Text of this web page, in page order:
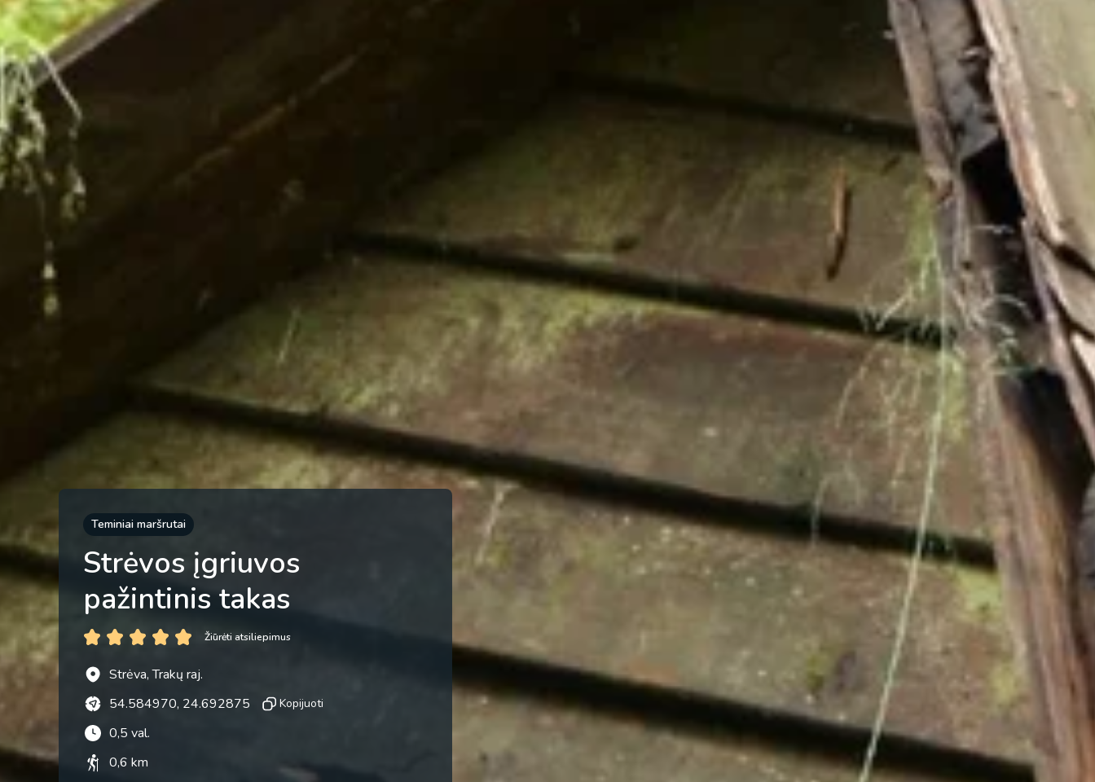
Teminiai maršrutai
Strėvos įgriuvos
pažintinis takas
Žiūrėti atsiliepimus
Strėva, Trakų raj.
54.584970, 24.692875
Kopijuoti
0,5 val.
0,6 km